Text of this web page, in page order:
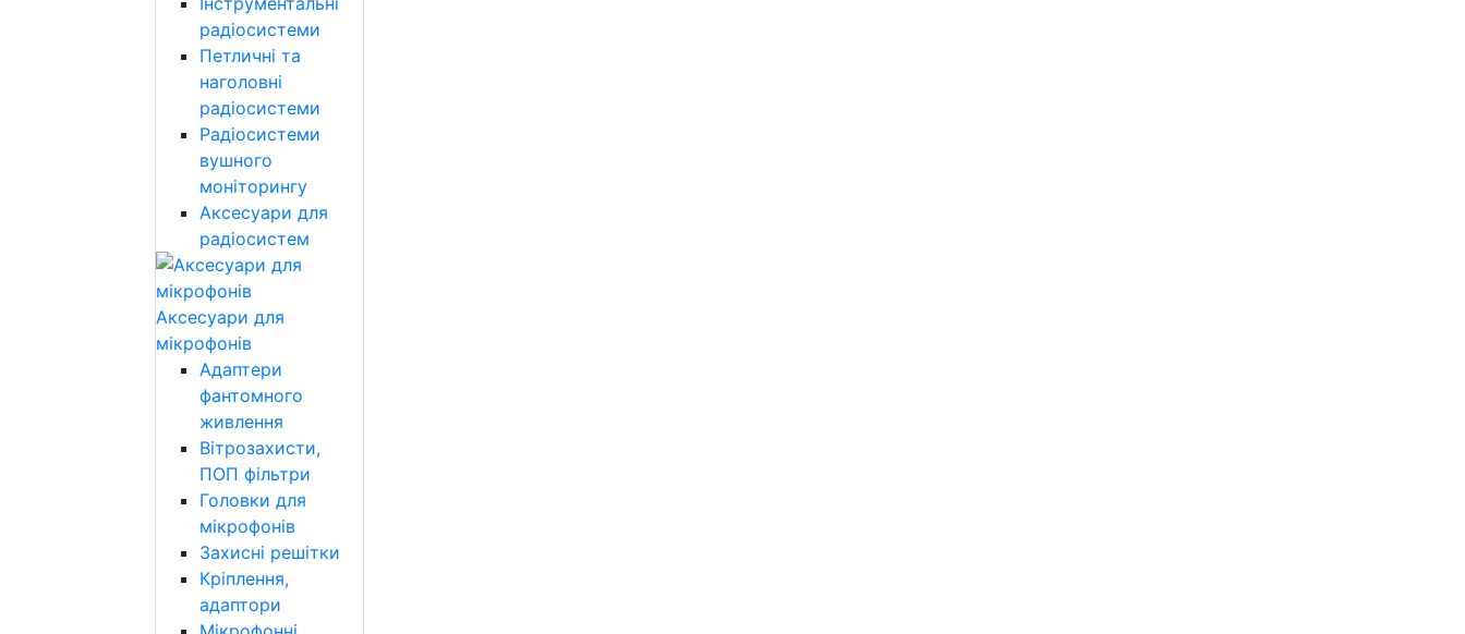
радіосистеми
Петличні та
наголовні
радіосистеми
Радіосистеми
вушного
моніторингу
Аксесуари для
радіосистем
Аксесуари для
мікрофонів
Адаптери
фантомного
живлення
Вітрозахисти,
ПОП фільтри
Головки для
мікрофонів
Захисні решітки
Кріплення,
адаптори